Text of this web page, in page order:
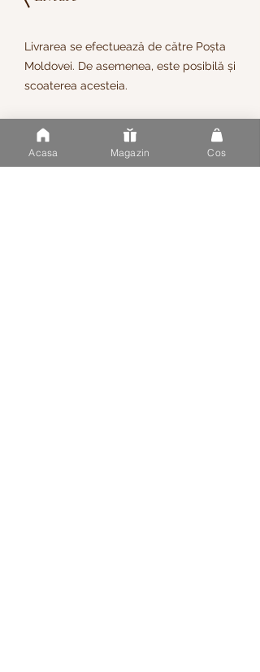
Livrarea se efectuează de către Poșta
Moldovei. De asemenea, este posibilă și
scoaterea acesteia.
Costul livrării
Costul de livrare este de 30-50 lei în
funcție de greutatea coletului.
Acasa Magazin Cos